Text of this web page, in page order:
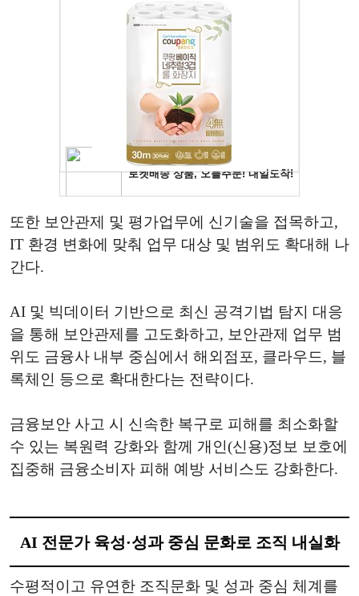
또한 보안관제 및 평가업무에 신기술을 접목하고,
IT 환경 변화에 맞춰 업무 대상 및 범위도 확대해 나
간다.
AI 및 빅데이터 기반으로 최신 공격기법 탐지 대응
을 통해 보안관제를 고도화하고, 보안관제 업무 범
위도 금융사 내부 중심에서 해외점포, 클라우드, 블
록체인 등으로 확대한다는 전략이다.
금융보안 사고 시 신속한 복구로 피해를 최소화할
수 있는 복원력 강화와 함께 개인(신용)정보 보호에
집중해 금융소비자 피해 예방 서비스도 강화한다.
AI 전문가 육성·성과 중심 문화로 조직 내실화
수평적이고 유연한 조직문화 및 성과 중심 체계를